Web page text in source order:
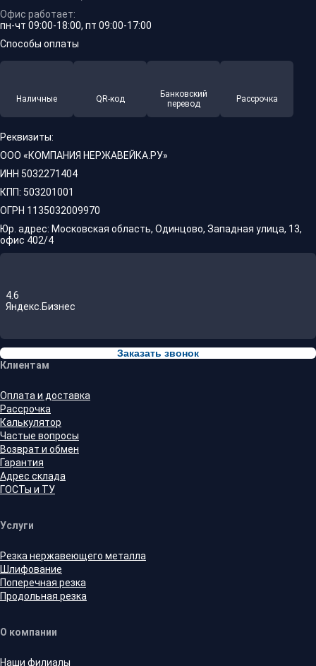
Офис работает:
пн-чт 09:00-18:00, пт 09:00-17:00
Способы оплаты
Наличные QR-код
Банковский
перевод
Рассрочка
Реквизиты:
ООО «КОМПАНИЯ НЕРЖАВЕЙКА.РУ»
ИНН 5032271404
КПП: 503201001
ОГРН 1135032009970
Юр. адрес: Московская область, Одинцово, Западная улица, 13,
офис 402/4
4.6
Яндекс.Бизнес
Заказать звонок
Клиентам
Оплата и доставка
Рассрочка
Калькулятор
Частые вопросы
Возврат и обмен
Гарантия
Адрес склада
ГОСТы и ТУ
Услуги
Резка нержавеющего металла
Шлифование
Поперечная резка
Продольная резка
О компании
Наши филиалы